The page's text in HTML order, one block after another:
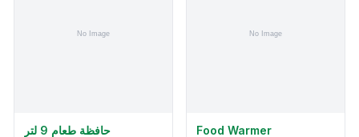
حافظة طعام 9 لتر Food Warmer